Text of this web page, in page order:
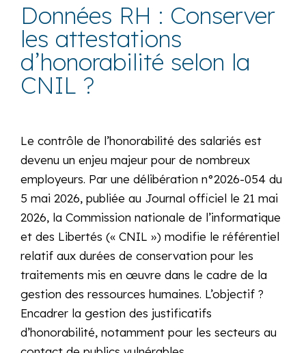
Données RH : Conserver
les attestations
d’honorabilité selon la
CNIL ?
Le contrôle de l’honorabilité des salariés est
devenu un enjeu majeur pour de nombreux
employeurs. Par une délibération n°2026-054 du
5 mai 2026, publiée au Journal officiel le 21 mai
2026, la Commission nationale de l’informatique
et des Libertés (« CNIL ») modifie le référentiel
relatif aux durées de conservation pour les
traitements mis en œuvre dans le cadre de la
gestion des ressources humaines. L’objectif ?
Encadrer la gestion des justificatifs
d’honorabilité, notamment pour les secteurs au